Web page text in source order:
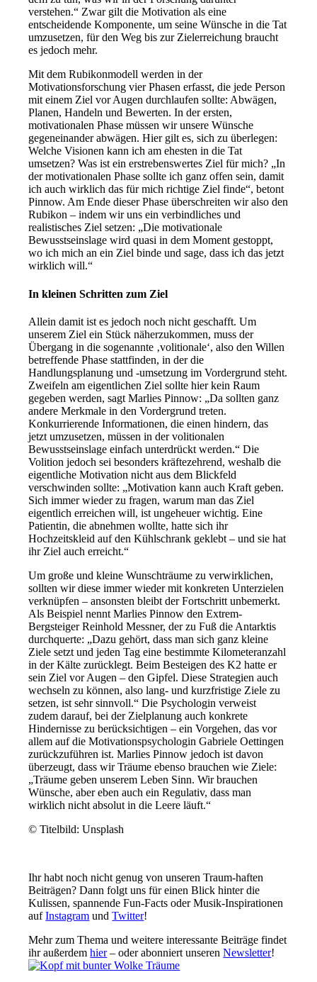
verstehen.“ Zwar gilt die Motivation als eine
entscheidende Komponente, um seine Wünsche in die Tat
umzusetzen, für den Weg bis zur Zielerreichung braucht
es jedoch mehr.
Mit dem Rubikonmodell werden in der
Motivationsforschung vier Phasen erfasst, die jede Person
mit einem Ziel vor Augen durchlaufen sollte: Abwägen,
Planen, Handeln und Bewerten. In der ersten,
motivationalen Phase müssen wir unsere Wünsche
gegeneinander abwägen. Hier gilt es, sich zu überlegen:
Welche Visionen kann ich am ehesten in die Tat
umsetzen? Was ist ein erstrebenswertes Ziel für mich? „In
der motivationalen Phase sollte ich ganz offen sein, damit
ich auch wirklich das für mich richtige Ziel finde“, betont
Pinnow. Am Ende dieser Phase überschreiten wir also den
Rubikon – indem wir uns ein verbindliches und
realistisches Ziel setzen: „Die motivationale
Bewusstseinslage wird quasi in dem Moment gestoppt,
wo ich mich an ein Ziel binde und sage, dass ich das jetzt
wirklich will.“
In kleinen Schritten zum Ziel
Allein damit ist es jedoch noch nicht geschafft. Um
unserem Ziel ein Stück näherzukommen, muss der
Übergang in die sogenannte ‚volitionale‘, also den Willen
betreffende Phase stattfinden, in der die
Handlungsplanung und -umsetzung im Vordergrund steht.
Zweifeln am eigentlichen Ziel sollte hier kein Raum
gegeben werden, sagt Marlies Pinnow: „Da sollten ganz
andere Merkmale in den Vordergrund treten.
Konkurrierende Informationen, die einen hindern, das
jetzt umzusetzen, müssen in der volitionalen
Bewusstseinslage einfach unterdrückt werden.“ Die
Volition jedoch sei besonders kräftezehrend, weshalb die
eigentliche Motivation nicht aus dem Blickfeld
verschwinden sollte: „Motivation kann auch Kraft geben.
Sich immer wieder zu fragen, warum man das Ziel
eigentlich erreichen will, ist ungeheuer wichtig. Eine
Patientin, die abnehmen wollte, hatte sich ihr
Hochzeitskleid auf den Kühlschrank geklebt – und sie hat
ihr Ziel auch erreicht.“
Um große und kleine Wunschträume zu verwirklichen,
sollten wir diese immer wieder mit konkreten Unterzielen
verknüpfen – ansonsten bleibt der Fortschritt unbemerkt.
Als Beispiel nennt Marlies Pinnow den Extrem-
Bergsteiger Reinhold Messner, der zu Fuß die Antarktis
durchquerte: „Dazu gehört, dass man sich ganz kleine
Ziele setzt und jeden Tag eine bestimmte Kilometeranzahl
in der Kälte zurücklegt. Beim Besteigen des K2 hatte er
sein Ziel vor Augen – den Gipfel. Diese Strategien auch
wechseln zu können, also lang- und kurzfristige Ziele zu
setzen, ist sehr sinnvoll.“ Die Psychologin verweist
zudem darauf, bei der Zielplanung auch konkrete
Hindernisse zu berücksichtigen – ein Vorgehen, das vor
allem auf die Motivationspsychologin Gabriele Oettingen
zurückzuführen ist. Marlies Pinnow jedoch ist davon
überzeugt, dass wir Träume ebenso brauchen wie Ziele:
„Träume geben unserem Leben Sinn. Wir brauchen
Wünsche, aber eben auch ein Regulativ, dass man
wirklich nicht absolut in die Leere läuft.“
© Titelbild: Unsplash
Ihr habt noch nicht genug von unseren Traum-haften
Beiträgen? Dann folgt uns für einen Blick hinter die
Kulissen, spannende Fun-Facts oder Musik-Inspirationen
aufInstagram undTwitter!
Mehr zum Thema und weitere interessante Beiträge findet
ihr außerdemhier– oder abonniert unserenNewsletter!